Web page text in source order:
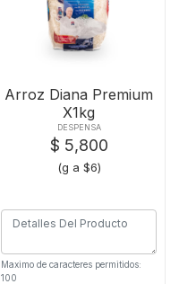
Arroz Diana Premium
X1kg
DESPENSA
$ 5,800
(g a $6)
Maximo de caracteres permitidos:
100